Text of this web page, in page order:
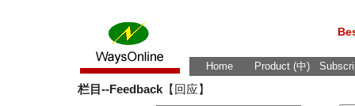
Home Product (中)
栏目--Feedback 【回应】